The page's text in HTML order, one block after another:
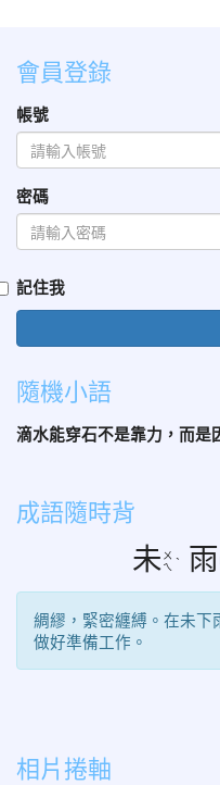
會員登錄
帳號
密碼
記住我
隨機小語
滴水能穿石不是靠力，而是
成語隨時背
未 ㄨ
ㄟ ˋ 雨
綢繆，緊密纏縛。在未下
做好準備工作。
相片捲軸